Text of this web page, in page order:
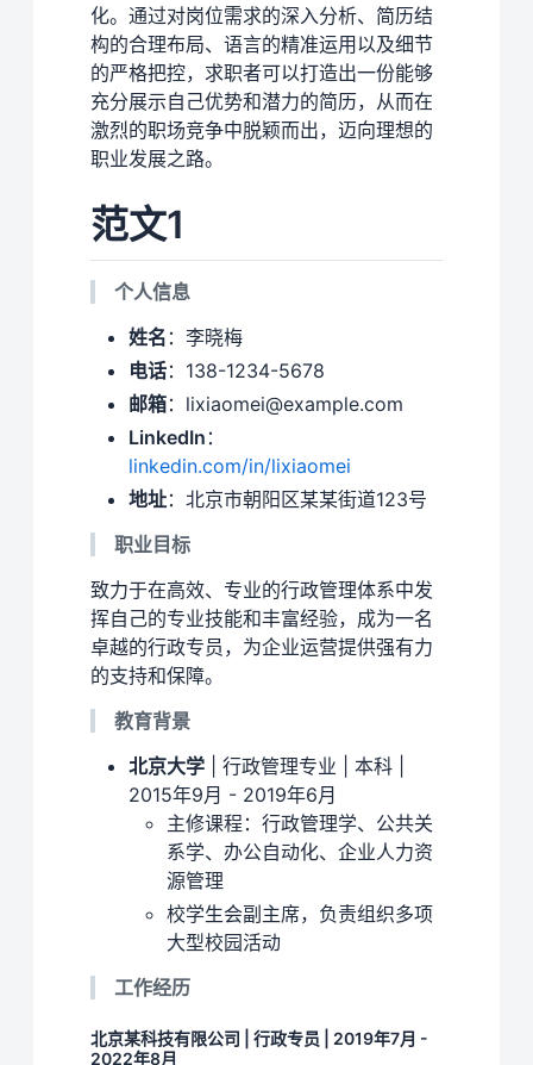
化。通过对岗位需求的深入分析、简历结
构的合理布局、语言的精准运用以及细节
的严格把控，求职者可以打造出一份能够
充分展示自己优势和潜力的简历，从而在
激烈的职场竞争中脱颖而出，迈向理想的
职业发展之路。
范文1
个人信息
姓名 ：李晓梅
电话：138-1234-5678
邮箱：lixiaomei@example.com
LinkedIn ：
linkedin.com/in/lixiaomei
地址：北京市朝阳区某某街道123号
职业目标
致力于在高效、专业的行政管理体系中发
挥自己的专业技能和丰富经验，成为一名
卓越的行政专员，为企业运营提供强有力
的支持和保障。
教育背景
北京大学 | 行政管理专业 | 本科 |
2015年9月 - 2019年6月
主修课程：行政管理学、公共关
系学、办公自动化、企业人力资
源管理
校学生会副主席，负责组织多项
大型校园活动
工作经历
北京某科技有限公司 | 行政专员 | 2019年7月 -
2022年8月